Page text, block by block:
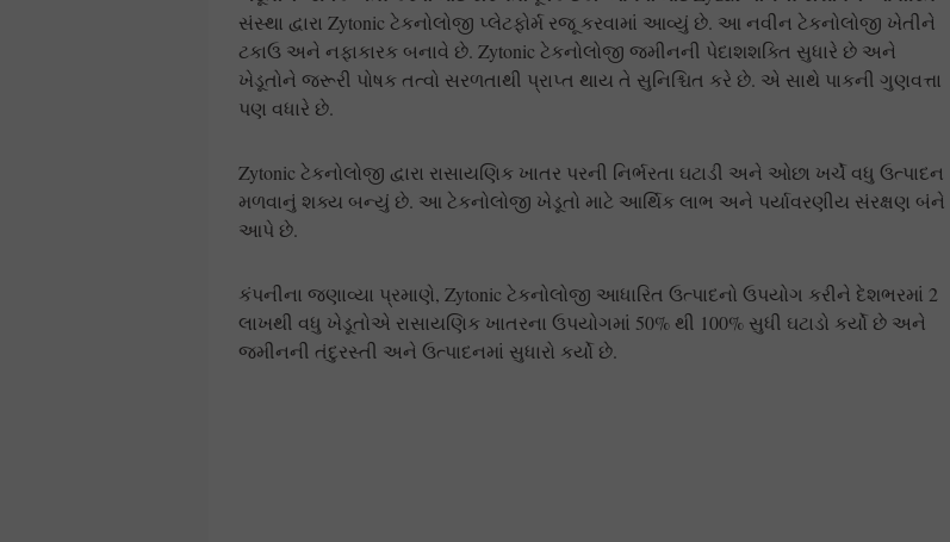
સંસ્થા દ્વારા Zytonic ટેકનોલોજી પ્લેટફોર્મ રજૂ કરવામાં આવ્યું છે. આ નવીન ટેકનોલોજી ખેતીને
ટકાઉ અને નફાકારક બનાવે છે. Zytonic ટેકનોલોજી જમીનની પેદાશશક્તિ સુધારે છે અને
ખેડૂતોને જરૂરી પોષક તત્વો સરળતાથી પ્રાપ્ત થાય તે સુનિશ્ચિત કરે છે. એ સાથે પાકની ગુણવત્તા
પણ વધારે છે.
Zytonic ટેકનોલોજી દ્વારા રાસાયણિક ખાતર પરની નિર્ભરતા ઘટાડી અને ઓછા ખર્ચે વધુ ઉત્પાદન
મળવાનું શક્ય બન્યું છે. આ ટેકનોલોજી ખેડૂતો માટે આર્થિક લાભ અને પર્યાવરણીય સંરક્ષણ બંને
આપે છે.
કંપનીના જણાવ્યા પ્રમાણે, Zytonic ટેકનોલોજી આધારિત ઉત્પાદનો ઉપયોગ કરીને દેશભરમાં 2
લાખથી વધુ ખેડૂતોએ રાસાયણિક ખાતરના ઉપયોગમાં 50% થી 100% સુધી ઘટાડો કર્યો છે અને
જમીનની તંદુરસ્તી અને ઉત્પાદનમાં સુધારો કર્યો છે.